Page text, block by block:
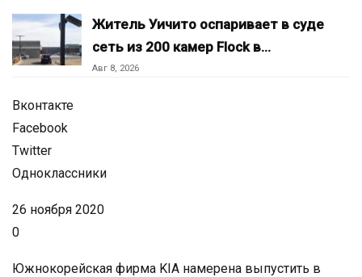
Житель Уичито оспаривает в суде
сеть из 200 камер Flock в…
Авг 8, 2026
Вконтакте
Facebook
Twitter
Одноклассники
26 ноября 2020
0
Южнокорейская фирма KIA намерена выпустить в